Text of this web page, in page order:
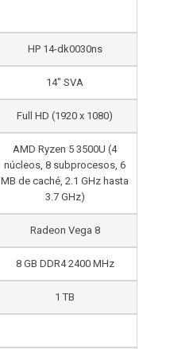
HP 14-dk0030ns
14″ SVA
Full HD (1920 x 1080)
AMD Ryzen 5 3500U (4
núcleos, 8 subprocesos, 6
MB de caché, 2.1 GHz hasta
3.7 GHz)
Radeon Vega 8
8 GB DDR4 2400 MHz
1 TB